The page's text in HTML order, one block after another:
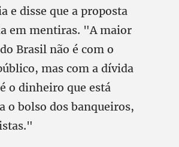
e disse que a proposta
em mentiras. "A maior
Brasil não é com o
mas com a dívida
o dinheiro que está
o bolso dos banqueiros,